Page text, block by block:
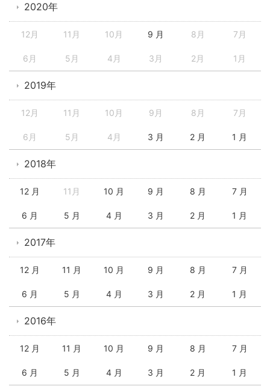
2020年
12月 11月 10月 9 月 8月 7月
6月 5月 4月 3月 2月 1月
2019年
12月 11月 10月 9月 8月 7月
6月 5月 4月 3 月 2 月 1 月
2018年
12 月 11月 10 月 9 月 8 月 7 月
6 月 5 月 4 月 3 月 2 月 1 月
2017年
12 月 11 月 10 月 9 月 8 月 7 月
6 月 5 月 4 月 3 月 2 月 1 月
2016年
12 月 11 月 10 月 9 月 8 月 7 月
6 月 5 月 4 月 3 月 2 月 1 月